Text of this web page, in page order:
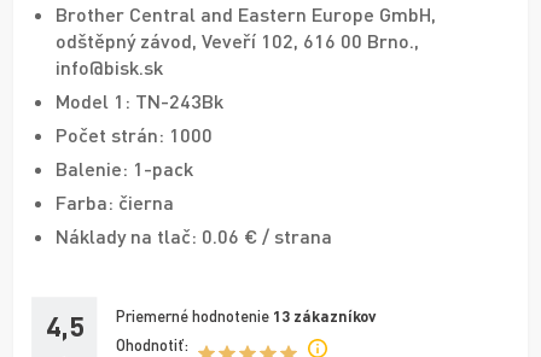
Brother Central and Eastern Europe GmbH,
odštěpný závod, Veveří 102, 616 00 Brno.,
info@bisk.sk
Model 1: TN-243Bk
Počet strán: 1000
Balenie: 1-pack
Farba: čierna
Náklady na tlač: 0.06 € / strana
4,5 Priemerné hodnotenie 13 zákazníkov
Ohodnotiť: